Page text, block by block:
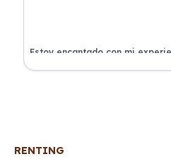
Estoy encantado con mi
Renting. El coche llegó en
RENTING